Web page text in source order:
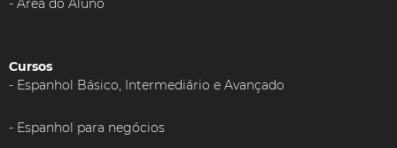
Cursos
Espanhol Básico, Intermediário e Avançado
Espanhol para negócios